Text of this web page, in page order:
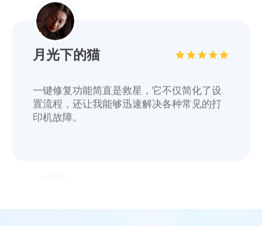
月光下的猫
一键修复功能简直是救星，它不仅简化了设
置流程，还让我能够迅速解决各种常见的打
印机故障。